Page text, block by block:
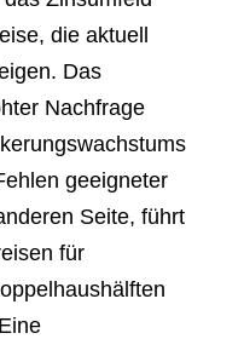
die aktuell
Das
Nachfrage
geeigneter
Seite, führt
für